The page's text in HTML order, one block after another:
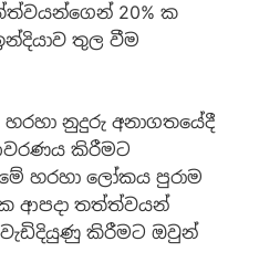
20% ක
තුල වීම
හරහා නුදුරු අනාගතයේදී
කිරීමට
හරහා ලෝකය පුරාම
ආපදා තත්ත්වයන්
කිරීමට ඔවුන්